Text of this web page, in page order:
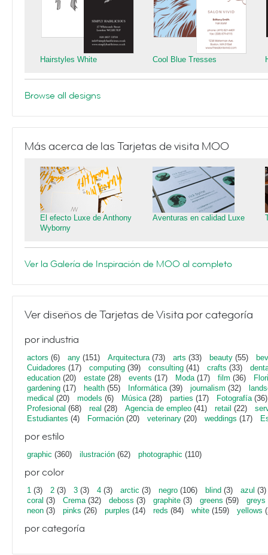
Hairstyles White Cool Blue Tresses
Browse all designs
Más acerca de las Tarjetas de visita MOO
El efecto Luxe de Anthony
Wyborny
Aventuras en calidad Luxe
Ver la Galería de Inspiración de MOO al completo
Ver diseños de Tarjetas de Visita por categoría
por industria
actors (6) any (151) Arquitectura(73) arts (33) beauty (55)
Cuidadores (17) computing (39) consulting (41) crafts (33)
education (20) estate (28) events (17) Moda(17) film (36)
gardening (17) health (55) Informática(39) journalism (32)
medical (20) models (6) Música(28) parties (17) Fotografía(36)
Profesional (68) real (28) Agencia de empleo (41) retail (22)
Estudiantes (4) Formación (20) veterinary (20) weddings (17)
por estilo
graphic (360) ilustración (62) photographic (110)
por color
1 (3) 2 (3) 3 (3) 4 (3) arctic (3) negro (106) blind (3) azul (3)
coral (3) Crema(32) deboss (3) graphite (3) greens (59) greys
neon (3) pinks (26) purples (14) reds (84) white (159) yellows
por categoría